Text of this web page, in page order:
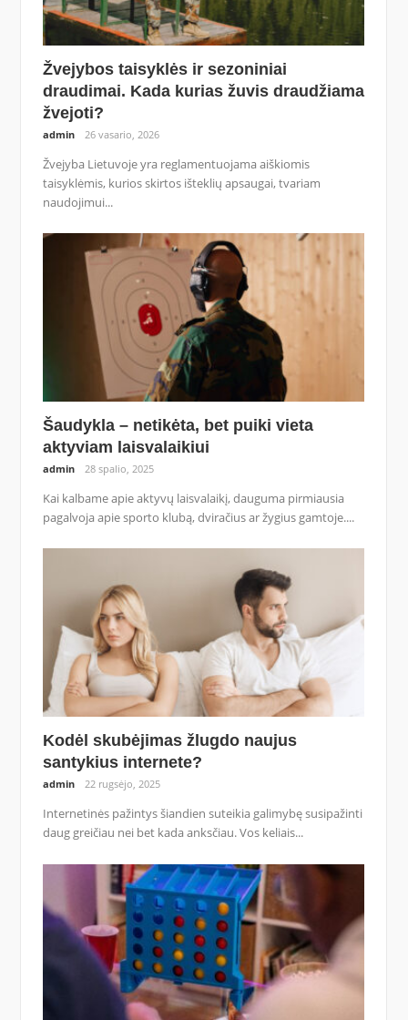
Žvejybos taisyklės ir sezoniniai
draudimai. Kada kurias žuvis draudžiama
žvejoti?
admin 26 vasario, 2026
Žvejyba Lietuvoje yra reglamentuojama aiškiomis
taisyklėmis, kurios skirtos išteklių apsaugai, tvariam
naudojimui...
Šaudykla – netikėta, bet puiki vieta
aktyviam laisvalaikiui
admin 28 spalio, 2025
Kai kalbame apie aktyvų laisvalaikį, dauguma pirmiausia
pagalvoja apie sporto klubą, dviračius ar žygius gamtoje....
Kodėl skubėjimas žlugdo naujus
santykius internete?
admin 22 rugsėjo, 2025
Internetinės pažintys šiandien suteikia galimybę susipažinti
daug greičiau nei bet kada anksčiau. Vos keliais...